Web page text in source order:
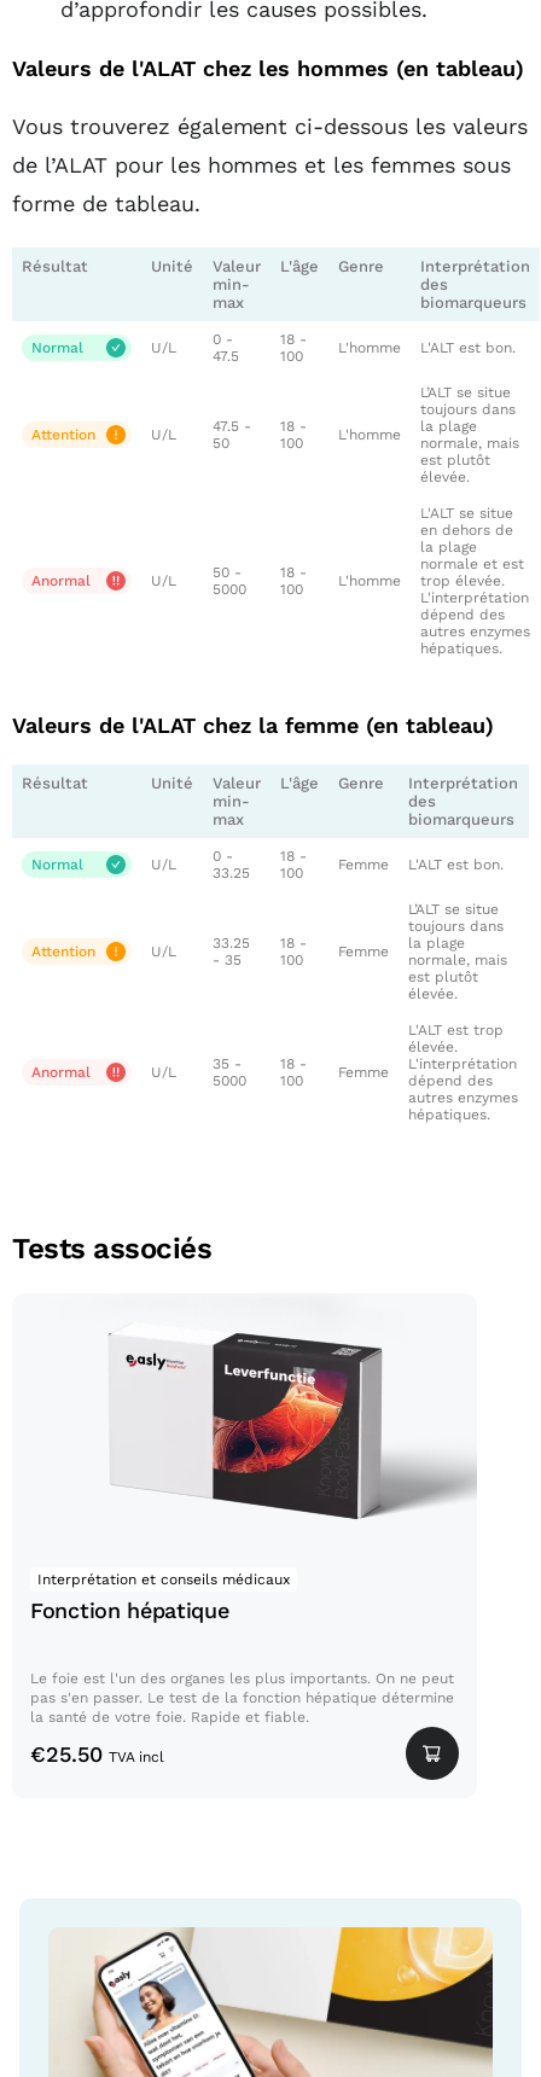
d’approfondir les causes possibles.
Valeurs de l'ALAT chez les hommes (en tableau)
Vous trouverez également ci-dessous les valeurs
de l’ALAT pour les hommes et les femmes sous
forme de tableau.
Résultat Unité
Valeur
min-
max
L'âge Genre
Interprétation
des
biomarqueurs
Normal U/L
0 -
47.5
18 -
100
L'homme L'ALT est bon.
Attention U/L
47.5 -
50
18 -
100
L'homme
L’ALT se situe
toujours dans
la plage
normale, mais
est plutôt
élevée.
Anormal U/L
50 -
5000
18 -
100
L'homme
L'ALT se situe
en dehors de
la plage
normale et est
trop élevée.
L'interprétation
dépend des
autres enzymes
hépatiques.
Valeurs de l'ALAT chez la femme (en tableau)
Résultat Unité
Valeur
min-
max
L'âge Genre
Interprétation
des
biomarqueurs
Normal U/L
0 -
33.25
18 -
100
Femme L'ALT est bon.
Attention U/L
33.25
- 35
18 -
100
Femme
L’ALT se situe
toujours dans
la plage
normale, mais
est plutôt
élevée.
Anormal U/L
35 -
5000
18 -
100
Femme
L'ALT est trop
élevée.
L'interprétation
dépend des
autres enzymes
hépatiques.
Tests associés
Fonction hépatique
Interprétation et conseils médicaux
Fonction hépatique
Le foie est l'un des organes les plus importants. On ne peut
pas s'en passer. Le test de la fonction hépatique détermine
la santé de votre foie. Rapide et fiable.
€25.50 TVA incl